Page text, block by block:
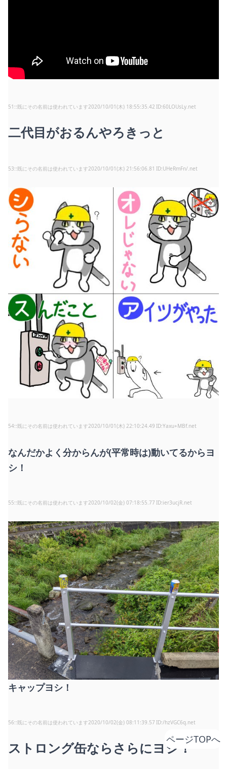
51 : 既にその名前は使われています2020/10/01(木) 18:55:35.42 60LOUsLy.net
二代目がおるんやろきっと
53: 既にその名前は使われています2020/10/01(木) 21:56:06.81 UHeRmFn/.net
54: 既にその名前は使われています2020/10/01(木) 22:10:24.49 Yaxu+MBf.net
なんだかよく分からんが(平常時は)動いてるからヨ
シ！
55: 既にその名前は使われています2020/10/02(金) 07:18:55.77 ier3ucjR.net
キャップヨシ！
56: 既にその名前は使われています2020/10/02(金) 08:11:39.57 /hzVGC6q.net
ストロング缶ならさらにヨシ！
ページTOPへ